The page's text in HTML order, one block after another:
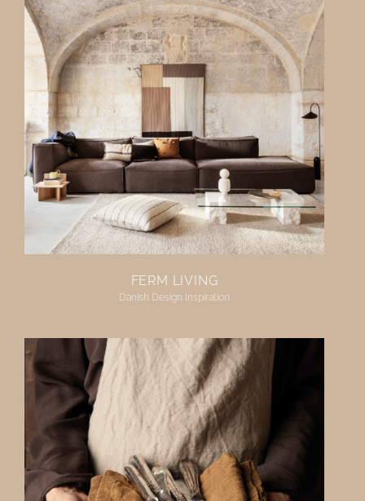
FERM LIVING
Danish Design Inspiration